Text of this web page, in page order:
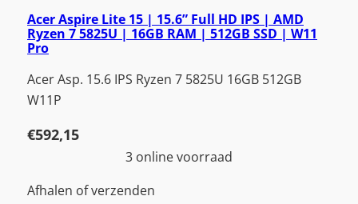
Acer Aspire Lite 15 | 15.6” Full HD IPS | AMD
Ryzen 7 5825U | 16GB RAM | 512GB SSD | W11
Pro
Acer Asp. 15.6 IPS Ryzen 7 5825U 16GB 512GB
W11P
€592,15
3 online voorraad
Afhalen of verzenden